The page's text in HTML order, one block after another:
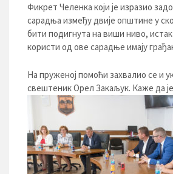
Фикрет Челенка који је изразио
сарадња између двије општине у
бити подигнута на виши ниво,
користи од ове сарадње имају
На пруженој помоћи захвалио се и
свештеник Орел Закаљук. Каже да